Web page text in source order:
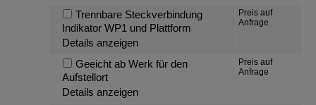
Trennbare Steckverbindung
Indikator WP1 und Plattform
Details anzeigen
Preis auf
Anfrage
Geeicht ab Werk für den
Aufstellort
Details anzeigen
Preis auf
Anfrage